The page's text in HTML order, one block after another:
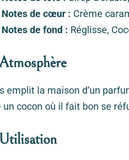
Notes de cœur : Crème
Notes de fond : Réglisse,
emplit la maison d’un
un cocon où il fait bon se